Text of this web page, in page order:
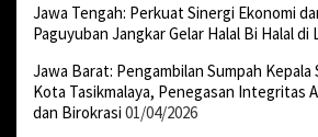
Jawa Tengah: Perkuat Sinergi Ekonomi
Paguyuban Jangkar Gelar Halal Bi Halal di
Jawa Barat: Pengambilan Sumpah Kepala
Kota Tasikmalaya, Penegasan Integritas
dan Birokrasi 01/04/2026